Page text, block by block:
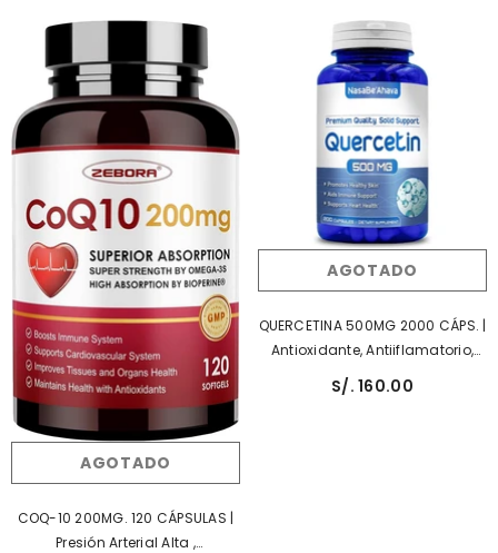
AGOTADO
COQ-10 200MG. 120 CÁPSULAS |
Presión Arterial Alta ,
AGOTADO
QUERCETINA 500MG 2000 CÁPS. |
Antioxidante, Antiiflamatorio,
Anticancerígeno, Alergias,
S/. 160.00